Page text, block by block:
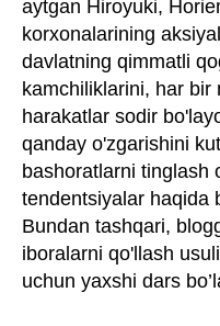
aytgan Hiroyuki,
korxonalarining
davlatning qimmatli
kamchiliklarini, har
harakatlar sodir
qanday o'zgarishini
bashoratlarni tinglash
tendentsiyalar haqida
Bundan tashqari,
iboralarni qo'llash
uchun yaxshi dars